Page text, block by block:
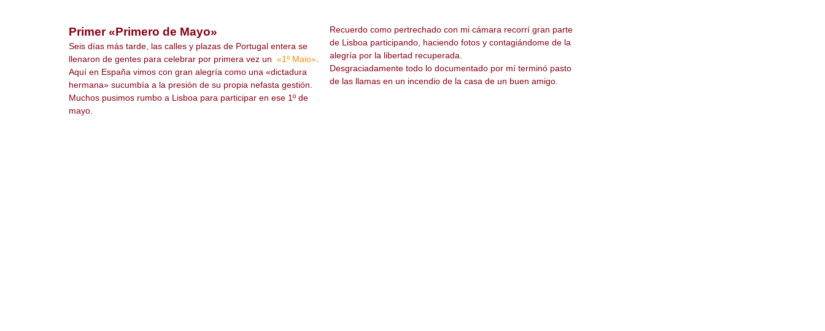
Primer «Primero de Mayo»
Seis días más tarde, las calles y plazas de Portugal entera se
llenaron de gentes para celebrar por primera vez un «1º Maio».
Aquí en España vimos con gran alegría como una «dictadura
hermana» sucumbía a la presión de su propia nefasta gestión.
Muchos pusimos rumbo a Lisboa para participar en ese 1º de
mayo.
Recuerdo como pertrechado con mi cámara recorrí gran parte
de Lisboa participando, haciendo fotos y contagiándome de la
alegría por la libertad recuperada.
Desgraciadamente todo lo documentado por mí terminó pasto
de las llamas en un incendio de la casa de un buen amigo.